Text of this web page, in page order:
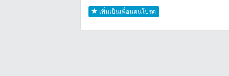
เพิ่มเป็นเพื่อนคนโปรด